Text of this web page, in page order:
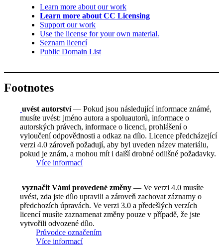
Learn more about our work
Learn more about CC Licensing
Support our work
Use the license for your own material.
Seznam licencí
Public Domain List
Footnotes
uvést autorství— Pokud jsou následující informace známé,
musíte uvést: jméno autora a spoluautorů, informace o
autorských právech, informace o licenci, prohlášení o
vyloučení odpovědnosti a odkaz na dílo. Licence předcházející
verzi 4.0 zároveň požadují, aby byl uveden název materiálu,
pokud je znám, a mohou mít i další drobné odlišné požadavky.
Více informací
vyznačit Vámi provedené změny — Ve verzi 4.0 musíte
uvést, zda jste dílo upravili a zároveň zachovat záznamy o
předchozích úpravách. Ve verzi 3.0 a předešlých verzích
licencí musíte zaznamenat změny pouze v případě, že jste
vytvořili odvozené dílo.
Průvodce označením
Více informací